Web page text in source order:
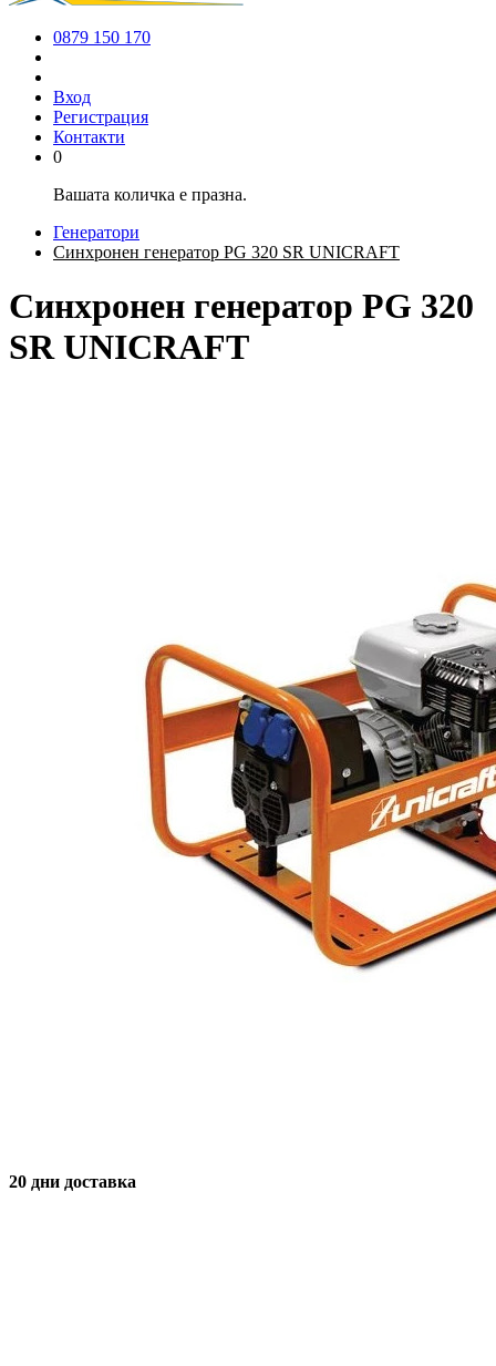
0879 150 170
Вход
Регистрация
Контакти
0
Вашата количка е празна.
Генератори
Синхронен генератор PG 320 SR UNICRAFT
Синхронен генератор PG 320
SR UNICRAFT
20 дни доставка